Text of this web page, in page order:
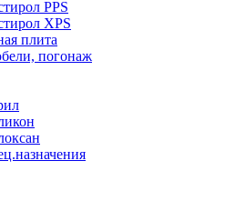
PPS
XPS
плита
погонаж